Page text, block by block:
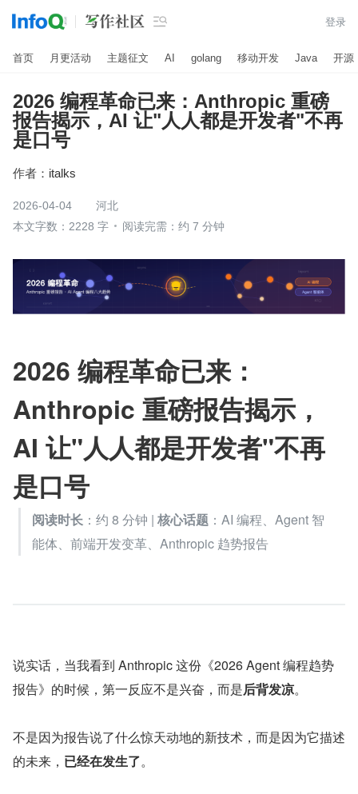
 登录
首页 月更活动 主题征文 AI golang 移动开发 Java 开源
2026 编程革命已来：Anthropic 重磅
报告揭示，AI 让"人人都是开发者"不再
是口号
作者： italks
2026-04-04
河北
本文字数：2228 字
阅读完需：约 7 分钟
2026 编程革命已来：
Anthropic 重磅报告揭示，
AI 让"人人都是开发者"不再
是口号
阅读时长 ：约 8 分钟 | 核心话题 ：AI 编程、Agent 智
能体、前端开发变革、Anthropic 趋势报告
说实话，当我看到 Anthropic 这份《2026 Agent 编程趋势
报告》的时候，第一反应不是兴奋，而是后背发凉。
不是因为报告说了什么惊天动地的新技术，而是因为它描述
的未来， 已经在发生了。